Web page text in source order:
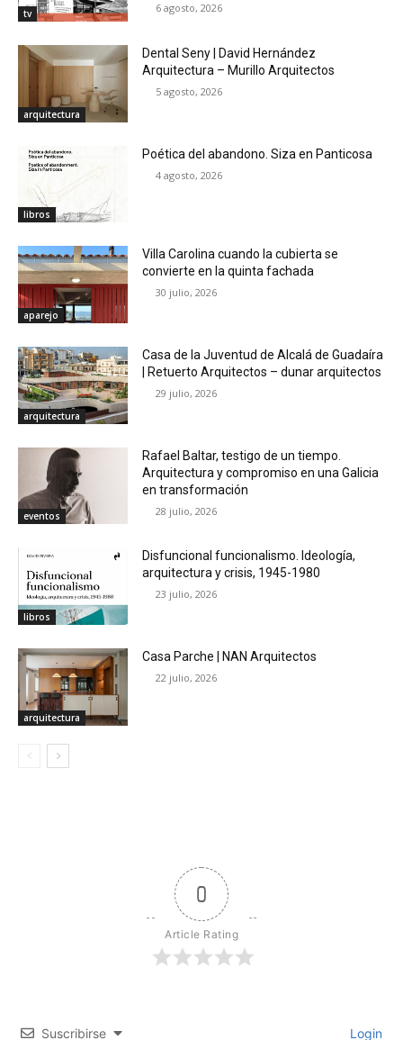
tv 6 agosto, 2026
arquitectura
Dental Seny | David Hernández
Arquitectura – Murillo Arquitectos
5 agosto, 2026
libros
Poética del abandono. Siza en Panticosa
4 agosto, 2026
aparejo
Villa Carolina cuando la cubierta se
convierte en la quinta fachada
30 julio, 2026
arquitectura
Casa de la Juventud de Alcalá de Guadaíra
| Retuerto Arquitectos – dunar arquitectos
29 julio, 2026
eventos
Rafael Baltar, testigo de un tiempo.
Arquitectura y compromiso en una Galicia
en transformación
28 julio, 2026
libros
Disfuncional funcionalismo. Ideología,
arquitectura y crisis, 1945-1980
23 julio, 2026
arquitectura
Casa Parche | NAN Arquitectos
22 julio, 2026
0
Article Rating
Suscribirse Login